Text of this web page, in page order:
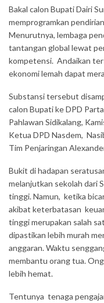
Bakal calon Bupati Dairi
memprogramkan
Menurutnya, lembaga
tantangan global lewat
kompetensi. Andaikan
ekonomi lemah dapat
Substansi tersebut
calon Bupati ke DPD
Pahlawan Sidikalang,
Ketua DPD Nasdem,
Tim Penjaringan
Bukit di hadapan
melanjutkan sekolah dari
tinggi. Namun, ketika
akibat keterbatasan
tinggi merupakan salah
dipastikan lebih murah
anggaran. Waktu
membantu orang tua.
lebih hemat.
Tentunya tenaga